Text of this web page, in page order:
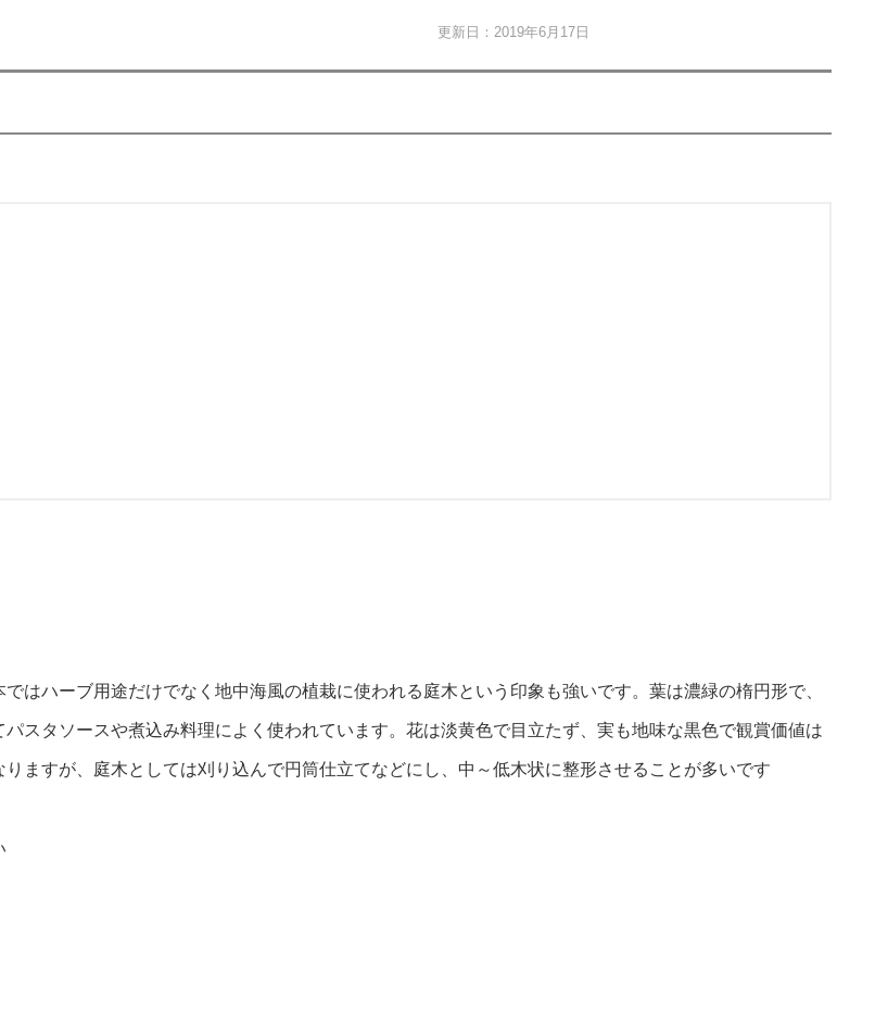
更新日：2019年6月17日
はハーブ用途だけでなく地中海風の植栽に使われる庭木という印象も強いです。葉は濃緑の楕円形で、
スタソースや煮込み料理によく使われています。花は淡黄色で目立たず、実も地味な黒色で観賞価値は
ますが、庭木としては刈り込んで円筒仕立てなどにし、中～低木状に整形させることが多いです